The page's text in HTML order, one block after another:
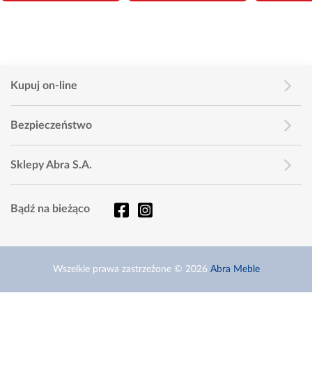
Kupuj on-line
Bezpieczeństwo
Sklepy Abra S.A.
Bądź na bieżąco
Wszelkie prawa zastrzeżone © 2026 Abra Meble